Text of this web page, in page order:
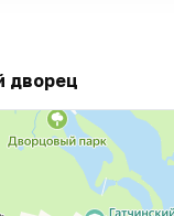
дворец